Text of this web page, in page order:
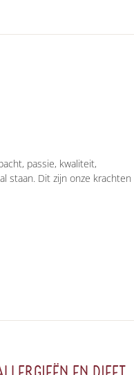
passie, kwaliteit,
staan. Dit zijn onze krachten